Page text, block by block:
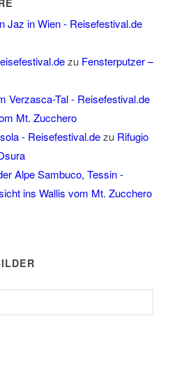
Jaz in Wien - Reisefestival.de
zu Fensterputzer –
Verzasca-Tal - Reisefestival.de
Mt. Zucchero
- Reisefestival.dezu Rifugio
Alpe Sambuco, Tessin -
ins Wallis vom Mt. Zucchero